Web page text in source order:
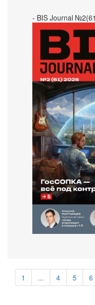
- BIS Journal
1 ... 4 5 6